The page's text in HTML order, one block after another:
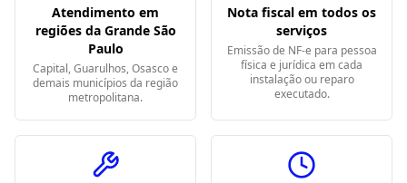
Atendimento em
regiões da Grande São
Paulo
Capital, Guarulhos, Osasco e
demais municípios da região
metropolitana.
Nota fiscal em todos os
serviços
Emissão de NF-e para pessoa
física e jurídica em cada
instalação ou reparo
executado.